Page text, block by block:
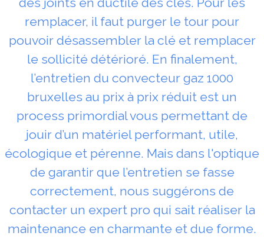
remplacer, il faut purger le tour pour
pouvoir désassembler la clé et remplacer
le sollicité détérioré. En finalement,
l’entretien du convecteur gaz 1000
bruxelles au prix à prix réduit est un
process primordial vous permettant de
jouir d’un matériel performant, utile,
écologique et pérenne. Mais dans l'optique
de garantir que l’entretien se fasse
correctement, nous suggérons de
contacter un expert pro qui sait réaliser la
maintenance en charmante et due forme.